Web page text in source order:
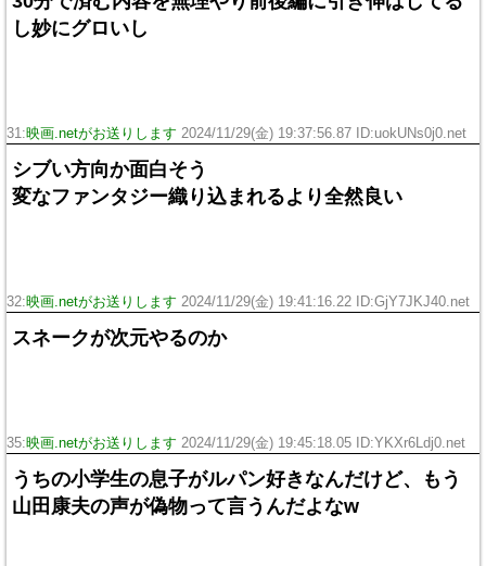
し妙にグロいし
31:映画.netがお送りします 2024/11/29(金) 19:37:56.87 ID:uokUNs0j0.net
シブい方向か面白そう
変なファンタジー織り込まれるより全然良い
32:映画.netがお送りします 2024/11/29(金) 19:41:16.22 ID:GjY7JKJ40.net
スネークが次元やるのか
35:映画.netがお送りします 2024/11/29(金) 19:45:18.05 ID:YKXr6Ldj0.net
うちの小学生の息子がルパン好きなんだけど、もう
山田康夫の声が偽物って言うんだよなw